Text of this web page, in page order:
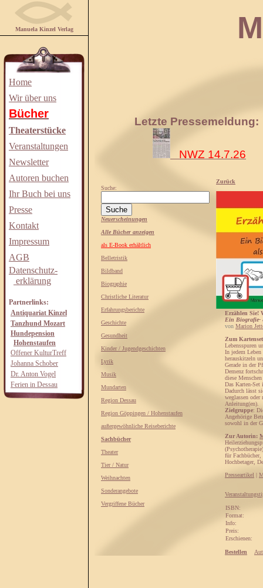
Manuela Kinzel Verlag
Home
Wir über uns
Bücher
Theaterstücke
Veranstaltungen
Newsletter
Autoren buchen
Ihr Buch bei uns
Presse
Kontakt
Impressum
AGB
Datenschutz-
erklärung
Partnerlinks:
Antiquariat Kinzel
Tanzhund Mozart
Hundepension
Hohenstaufen
Offener KulturTreff
Johanna Schober
Dr. Anton Vogel
Ferien in Dessau
Letzte Pressemeldung:
NWZ 14.7.26
Suche:
Neuerscheinungen
Alle Bücher anzeigen
als E-Book erhältlich
Belletristik
Bildband
Biographie
Christliche Literatur
Erfahrungsberichte
Geschichte
Gesundheit
Kinder / Jugendgeschichten
Lyrik
Musik
Mundarten
Region Dessau
Region Göppingen / Hohenstaufen
außergewöhnliche Reiseberichte
Sachbücher
Theater
Tier / Natur
Weihnachten
Sonderangebote
Vergriffene Bücher
Zurück
Erzählen Sie!
Ein Biografie-
von Marion
Zum Kartenset
Lebensspuren
In jedem Leben
herauskitzeln
Gerade in der
Demenz
diese
Das Karten-Set
Dadurch lässt
weglassen
Anleitung(en).
Zielgruppe:
Angehörige
sowohl in der
Zur Autorin:
für
Hochbetager,
Presseartikel |
ISBN:
Format:
Info:
Preis:
Erschienen:
Bestellen